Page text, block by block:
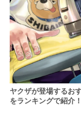
ヤクザが登場するお
をランキングで紹介